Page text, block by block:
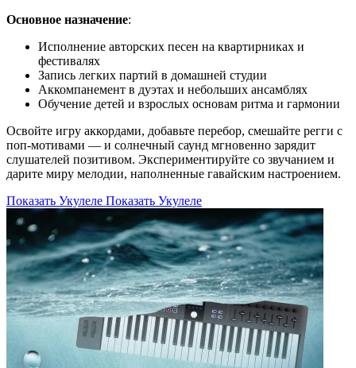
Основное назначение:
Исполнение авторских песен на квартирниках и
фестивалях
Запись легких партий в домашней студии
Аккомпанемент в дуэтах и небольших ансамблях
Обучение детей и взрослых основам ритма и гармонии
Освойте игру аккордами, добавьте перебор, смешайте регги с
поп-мотивами — и солнечный саунд мгновенно зарядит
слушателей позитивом. Экспериментируйте со звучанием и
дарите миру мелодии, наполненные гавайским настроением.
Показать Укулеле Показать Укулеле